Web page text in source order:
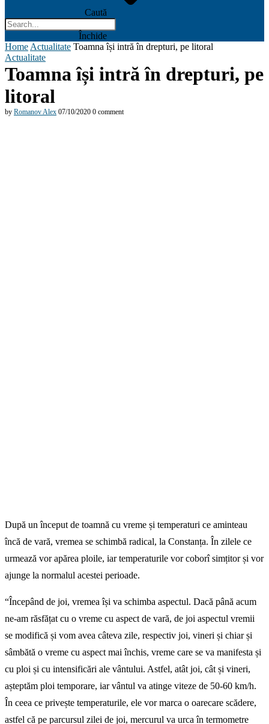
Caută
Închide
Home Actualitate Toamna își intră în drepturi, pe litoral
Actualitate
Toamna își intră în drepturi, pe
litoral
by Romanov Alex 07/10/2020 0 comment
După un început de toamnă cu vreme și temperaturi ce aminteau
încă de vară, vremea se schimbă radical, la Constanța. În zilele ce
urmează vor apărea ploile, iar temperaturile vor coborî simțitor și vor
ajunge la normalul acestei perioade.
“Începând de joi, vremea își va schimba aspectul. Dacă până acum
ne-am răsfățat cu o vreme cu aspect de vară, de joi aspectul vremii
se modifică și vom avea câteva zile, respectiv joi, vineri și chiar și
sâmbătă o vreme cu aspect mai închis, vreme care se va manifesta și
cu ploi și cu intensificări ale vântului. Astfel, atât joi, cât și vineri,
așteptăm ploi temporare, iar vântul va atinge viteze de 50-60 km/h.
În ceea ce privește temperaturile, ele vor marca o oarecare scădere,
astfel că pe parcursul zilei de joi, mercurul va urca în termometre